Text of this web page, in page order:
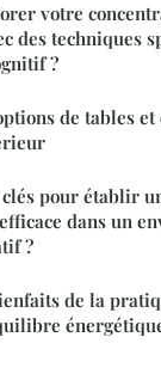
votre
des techniques
?
de tables et
pour établir
dans un
?
de la